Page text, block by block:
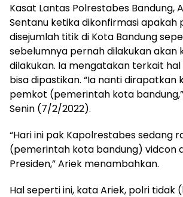
Kasat Lantas Polrestabes Bandung,
Sentanu ketika dikonfirmasi apakah
disejumlah titik di Kota Bandung
sebelumnya pernah dilakukan akan
dilakukan. Ia mengatakan terkait
bisa dipastikan. “Ia nanti dirapatkan
pemkot (pemerintah kota
Senin (7/2/2022).
“Hari ini pak Kapolrestabes sedang
(pemerintah kota bandung) vidcon
Presiden,” Ariek menambahkan.
Hal seperti ini, kata Ariek, polri tidak